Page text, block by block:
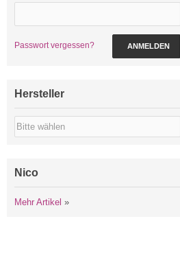
Passwort vergessen? ANMELDEN
Hersteller
Nico
Mehr Artikel »